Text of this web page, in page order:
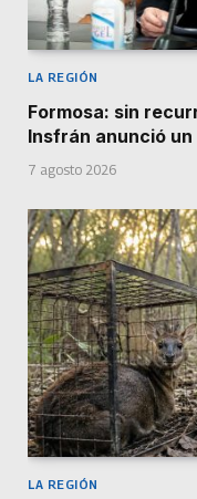
LA REGIÓN
Formosa: sin
Insfrán anunció un
7 agosto 2026
LA REGIÓN